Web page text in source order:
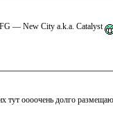
— New City a.k.a. Catalyst
тут оооочень долго